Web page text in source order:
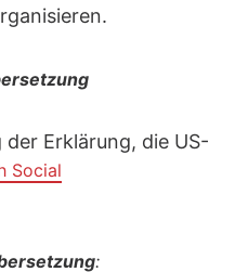
Erklärung, die US-
Social
: